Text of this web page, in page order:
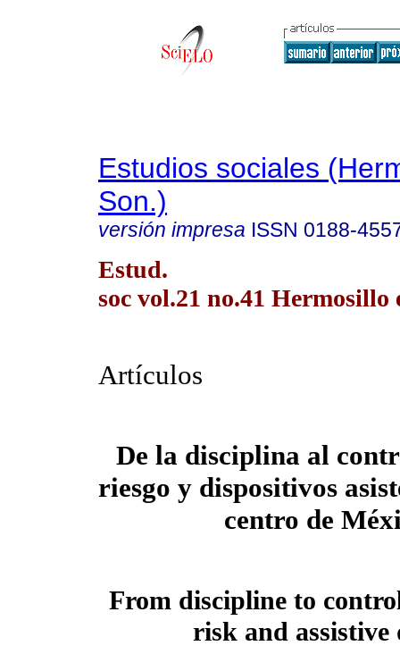
Estudios sociales
Son.)
versión impresa ISSN 0188-
Estud.
soc vol.21 no.41 Hermosillo
Artículos
De la disciplina al
riesgo y dispositivos
centro de
From discipline to
risk and assistive